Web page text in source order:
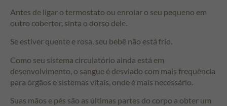
Antes de ligar o termostato ou enrolar o seu pequeno em
outro cobertor, sinta o dorso dele.
Se estiver quente e rosa, seu bebê não está frio.
Como seu sistema circulatório ainda está em
desenvolvimento, o sangue é desviado com mais frequência
para órgãos e sistemas vitais, onde é mais necessário.
Suas mãos e pés são as últimas partes do corpo a obter um